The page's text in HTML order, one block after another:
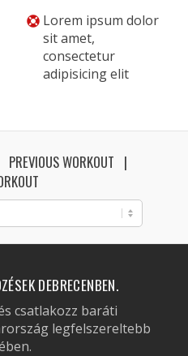
Lorem ipsum dolor
sit amet,
consectetur
adipisicing elit
PREVIOUS WORKOUT
DEBRECENBEN.
csatlakozz baráti
legfelszereltebb